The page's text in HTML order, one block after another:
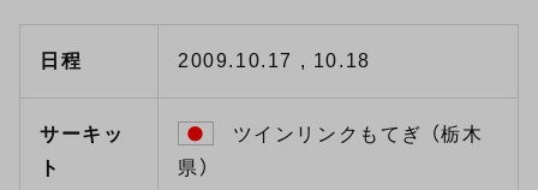
日程 2009.10.17 , 10.18
サーキッ
ト
ツインリンクもてぎ （栃木
県）